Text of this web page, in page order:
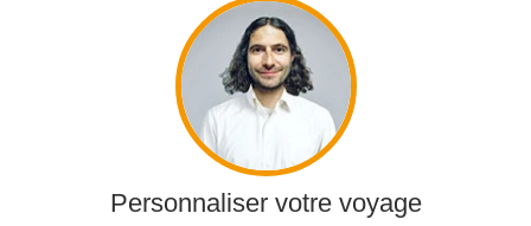
Personnaliser votre voyage